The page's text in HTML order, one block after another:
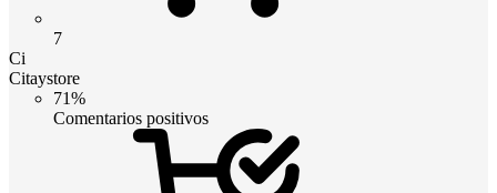
7
Ci
Citaystore
71%
Comentarios positivos